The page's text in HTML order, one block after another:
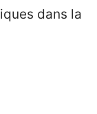
dans la